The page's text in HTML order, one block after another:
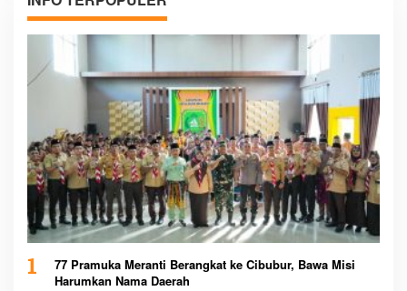
1
77 Pramuka Meranti Berangkat ke Cibubur, Bawa Misi
Harumkan Nama Daerah